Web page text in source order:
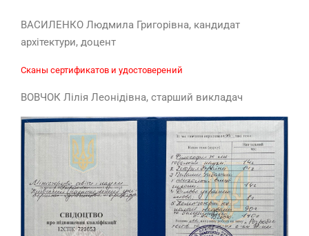
ВАСИЛЕНКО Людмила Григорівна, кандидат
архітектури, доцент
Сканы сертификатов и удостоверений
ВОВЧОК Лілія Леонідівна, старший викладач